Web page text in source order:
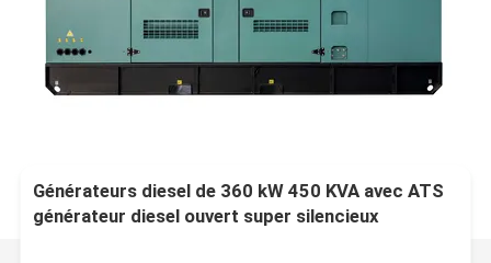
Générateurs diesel de 360 kW 450 KVA avec ATS
générateur diesel ouvert super silencieux